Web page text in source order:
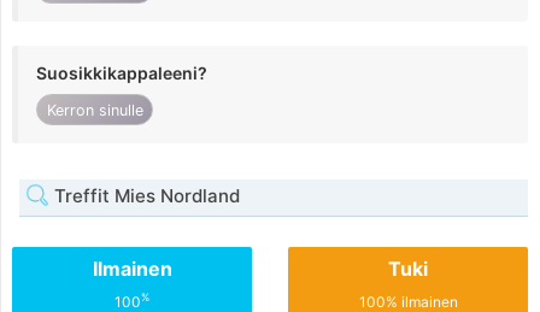
Suosikkikappaleeni?
Kerron sinulle
Treffit Mies Nordland
Ilmainen
100%
Tuki
100% ilmainen